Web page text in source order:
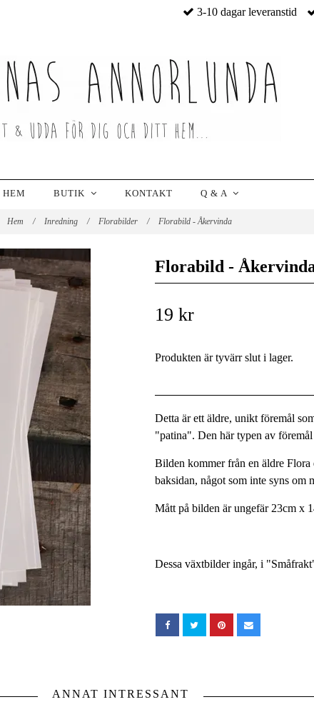
3-10 dagar leveranstid
HEM BUTIK KONTAKT Q & A
Hem / Inredning / Florabilder / Florabild - Åkervinda
Florabild -
19 kr
Produkten är tyvärr slut i lager.
Detta är ett äldre, unikt föremål
"patina". Den här typen av
Bilden kommer från en äldre
baksidan, något som inte syns om
Mått på bilden är ungefär 23cm x
Dessa växtbilder ingår, i
ANNAT INTRESSANT